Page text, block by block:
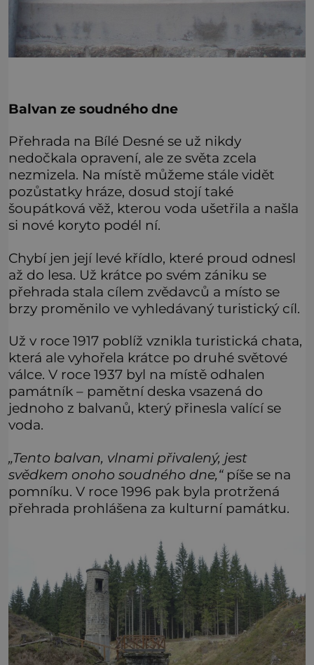
Balvan ze soudného dne
Přehrada na Bílé Desné se už nikdy
nedočkala opravení, ale ze světa zcela
nezmizela. Na místě můžeme stále vidět
pozůstatky hráze, dosud stojí také
šoupátková věž, kterou voda ušetřila a našla
si nové koryto podél ní.
Chybí jen její levé křídlo, které proud odnesl
až do lesa. Už krátce po svém zániku se
přehrada stala cílem zvědavců a místo se
brzy proměnilo ve vyhledávaný turistický cíl.
Už v roce 1917 poblíž vznikla turistická chata,
která ale vyhořela krátce po druhé světové
válce. V roce 1937 byl na místě odhalen
památník – pamětní deska vsazená do
jednoho z balvanů, který přinesla valící se
voda.
„Tento balvan, vlnami přivalený, jest
svědkem onoho soudného dne,“ píše se na
pomníku. V roce 1996 pak byla protržená
přehrada prohlášena za kulturní památku.